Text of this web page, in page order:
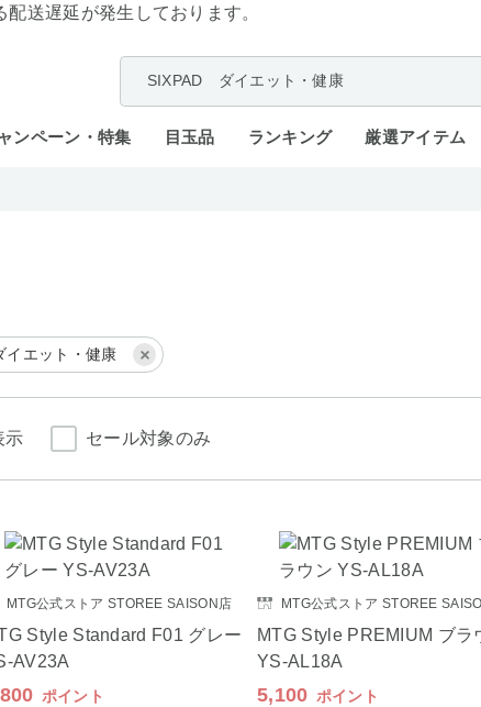
送遅延が発生しております。
ンペーン・特集 目玉品 ランキング 厳選アイテム
イエット・健康
示 セール対象のみ
MTG公式ストア STOREE SAISON店
Style Standard F01 グレー
AV23A
ポイント
MTG公式ストア STOREE
MTG Style PREMIUM ブラ
YS-AL18A
5,100 ポイント